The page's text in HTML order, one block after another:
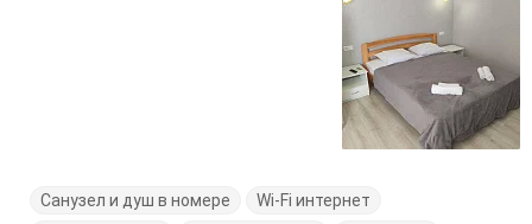
Санузел и душ в номере
Wi-Fi интернет